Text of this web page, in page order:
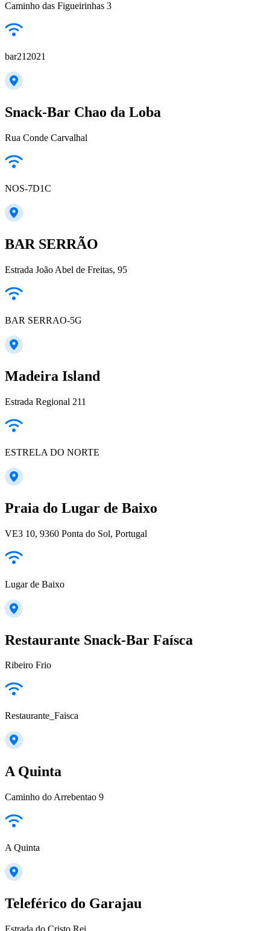
Caminho das Figueirinhas 3
bar212021
Snack-Bar Chao da Loba
Rua Conde Carvalhal
NOS-7D1C
BAR SERRÃO
Estrada João Abel de Freitas, 95
BAR SERRAO-5G
Madeira Island
Estrada Regional 211
ESTRELA DO NORTE
Praia do Lugar de Baixo
VE3 10, 9360 Ponta do Sol, Portugal
Lugar de Baixo
Restaurante Snack-Bar Faísca
Ribeiro Frio
Restaurante_Faisca
A Quinta
Caminho do Arrebentao 9
A Quinta
Teleférico do Garajau
Estrada do Cristo Rei